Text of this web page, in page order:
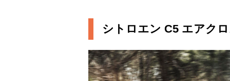
シトロエン C5 エアク